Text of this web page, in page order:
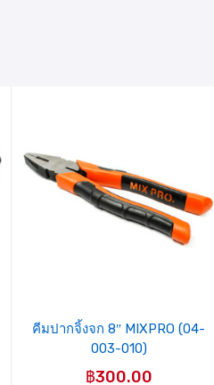
คีมปากจิ้งจก 8″ MIXPRO (04-
003-010)
฿300.00